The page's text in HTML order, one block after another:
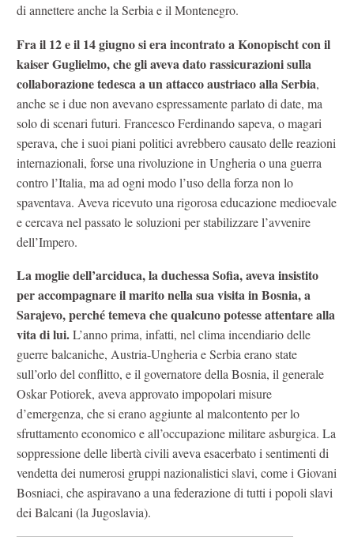
di annettere anche la Serbia e il Montenegro.
Fra il 12 e il 14 giugno si era incontrato a Konopischt con il
kaiser Guglielmo, che gli aveva dato rassicurazioni sulla
collaborazione tedesca a un attacco austriaco alla Serbia,
anche se i due non avevano espressamente parlato di date, ma
solo di scenari futuri. Francesco Ferdinando sapeva, o magari
sperava, che i suoi piani politici avrebbero causato delle reazioni
internazionali, forse una rivoluzione in Ungheria o una guerra
contro l’Italia, ma ad ogni modo l’uso della forza non lo
spaventava. Aveva ricevuto una rigorosa educazione medioevale
e cercava nel passato le soluzioni per stabilizzare l’avvenire
dell’Impero.
La moglie dell’arciduca, la duchessa Sofia, aveva insistito
per accompagnare il marito nella sua visita in Bosnia, a
Sarajevo, perché temeva che qualcuno potesse attentare alla
vita di lui.L’anno prima, infatti, nel clima incendiario delle
guerre balcaniche, Austria-Ungheria e Serbia erano state
sull’orlo del conflitto, e il governatore della Bosnia, il generale
Oskar Potiorek, aveva approvato impopolari misure
d’emergenza, che si erano aggiunte al malcontento per lo
sfruttamento economico e all’occupazione militare asburgica. La
soppressione delle libertà civili aveva esacerbato i sentimenti di
vendetta dei numerosi gruppi nazionalistici slavi, come i Giovani
Bosniaci, che aspiravano a una federazione di tutti i popoli slavi
dei Balcani (la Jugoslavia).